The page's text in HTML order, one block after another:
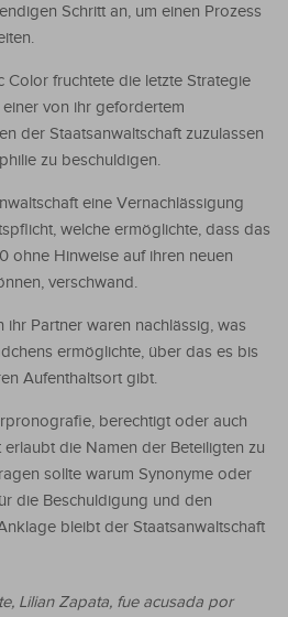
Schritt an, um einen Prozess
Color fruchtete die letzte Strategie
von ihr gefordertem
der Staatsanwaltschaft zuzulassen
zu beschuldigen.
eine Vernachlässigung
welche ermöglichte, dass das
ohne Hinweise auf ihren neuen
verschwand.
ihr Partner waren nachlässig, was
ermöglichte, über das es bis
Aufenthaltsort gibt.
berechtigt oder auch
erlaubt die Namen der Beteiligten zu
sollte warum Synonyme oder
die Beschuldigung und den
bleibt der Staatsanwaltschaft
Lilian Zapata, fue acusada por